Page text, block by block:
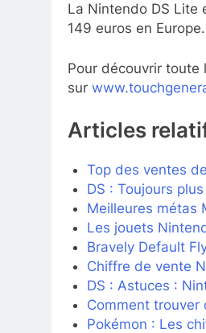
La Nintendo DS Lite
149 euros en Europe.
Pour découvrir toute
sur
Articles
Top des ventes
DS : Toujours
Meilleures métas
Les jouets
Bravely Default
Chiffre de vente
DS : Astuces :
Comment
Pokémon : Les